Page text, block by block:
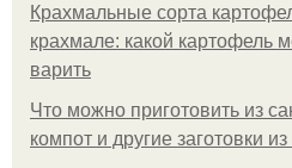
Крахмальные сорта
крахмале: какой картофель
варить
Что можно приготовить из
компот и другие заготовки